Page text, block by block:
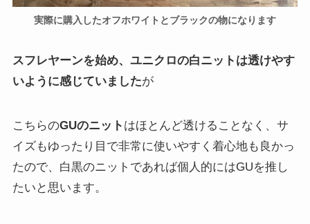
実際に購入したオフホワイトとブラックの物になります
スフレヤーンを始め、ユニクロの白ニットは透けやす
いように感じていましたが
こちらのGUのニット はほとんど透けることなく、サ
イズもゆったり目で非常に使いやすく着心地も良かっ
たので、白黒のニットであれば個人的にはGUを推し
たいと思います。